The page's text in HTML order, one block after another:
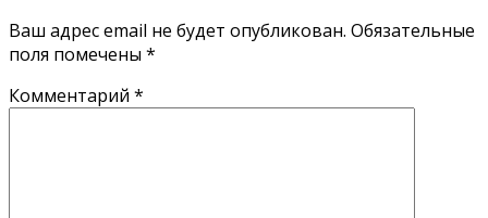
Ваш адрес email не будет опубликован. Обязательные
поля помечены *
Комментарий *